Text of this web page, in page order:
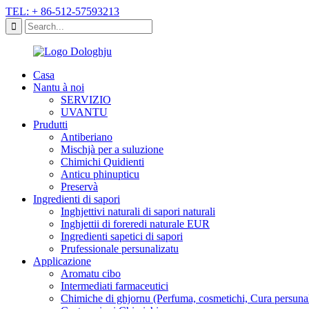
TEL: + 86-512-57593213
Casa
Nantu à noi
SERVIZIO
UVANTU
Prudutti
Antiberiano
Mischjà per a suluzione
Chimichi Quidienti
Anticu phinupticu
Preservà
Ingredienti di sapori
Inghjettivi naturali di sapori naturali
Inghjettii di foreredi naturale EUR
Ingredienti sapetici di sapori
Prufessionale persunalizatu
Applicazione
Aromatu cibo
Intermediati farmaceutici
Chimiche di ghjornu (Perfuma, cosmetichi, Cura